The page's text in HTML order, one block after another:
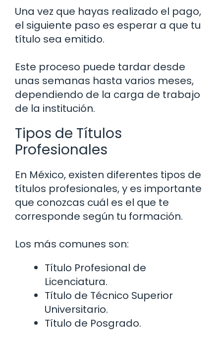
Una vez que hayas realizado el pago,
el siguiente paso es esperar a que tu
título sea emitido.
Este proceso puede tardar desde
unas semanas hasta varios meses,
dependiendo de la carga de trabajo
de la institución.
Tipos de Títulos
Profesionales
En México, existen diferentes tipos de
títulos profesionales, y es importante
que conozcas cuál es el que te
corresponde según tu formación.
Los más comunes son:
Título Profesional de
Licenciatura.
Título de Técnico Superior
Universitario.
Título de Posgrado.